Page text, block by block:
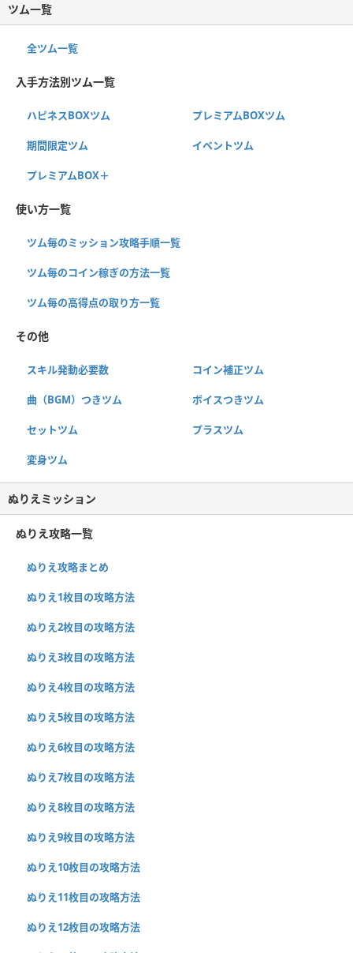
ツム一覧
全ツム一覧
入手方法別ツム一覧
ハピネスBOXツム プレミアムBOXツム
期間限定ツム イベントツム
プレミアムBOX＋
使い方一覧
ツム毎のミッション攻略手順一覧
ツム毎のコイン稼ぎの方法一覧
ツム毎の高得点の取り方一覧
その他
スキル発動必要数 コイン補正ツム
曲（BGM）つきツム ボイスつきツム
セットツム プラスツム
変身ツム
ぬりえミッション
ぬりえ攻略一覧
ぬりえ攻略まとめ
ぬりえ1枚目の攻略方法
ぬりえ2枚目の攻略方法
ぬりえ3枚目の攻略方法
ぬりえ4枚目の攻略方法
ぬりえ5枚目の攻略方法
ぬりえ6枚目の攻略方法
ぬりえ7枚目の攻略方法
ぬりえ8枚目の攻略方法
ぬりえ9枚目の攻略方法
ぬりえ10枚目の攻略方法
ぬりえ11枚目の攻略方法
ぬりえ12枚目の攻略方法